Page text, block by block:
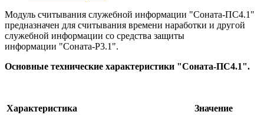
Модуль считывания служебной информации "Соната-ПС4.1"
предназначен для считывания времени наработки и другой
служебной информации со средства защиты
информации "Соната-Р3.1".
Основные технические характеристики "Соната-ПС4.1".
Характеристика
Значение